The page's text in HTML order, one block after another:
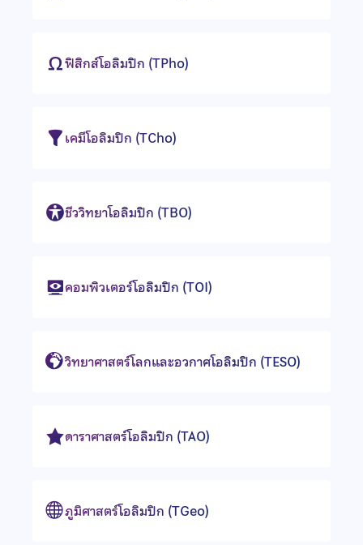
ฟิสิกส์โอลิมปิก (TPho)
เคมีโอลิมปิก (TCho)
ชีววิทยาโอลิมปิก (TBO)
คอมพิวเตอร์โอลิมปิก (TOI)
วิทยาศาสตร์โลกและอวกาศโอลิมปิก (TESO)
ดาราศาสตร์โอลิมปิก (TAO)
ภูมิศาสตร์โอลิมปิก (TGeo)